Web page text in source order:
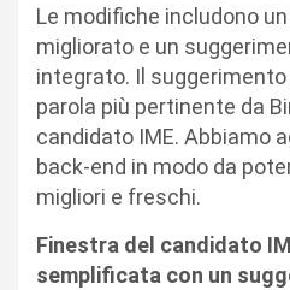
Le modifiche includono
migliorato e un
integrato. Il
parola più pertinente da
candidato IME. Abbiamo
back-end in modo da
migliori e freschi.
Finestra del candidato
semplificata con un